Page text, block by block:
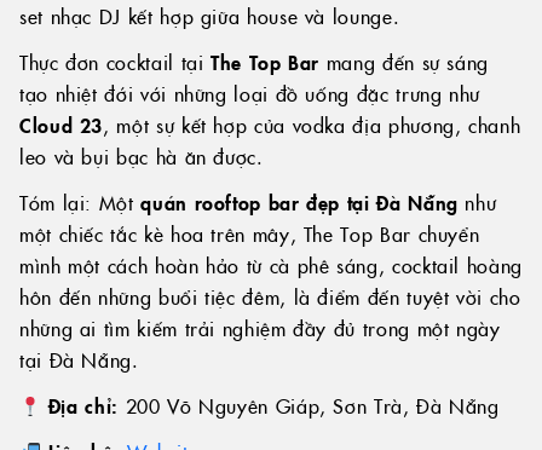
set nhạc DJ kết hợp giữa house và lounge.
Thực đơn cocktail tạiThe Top Bar mang đến sự sáng
tạo nhiệt đới với những loại đồ uống đặc trưng như
Cloud 23, một sự kết hợp của vodka địa phương, chanh
leo và bụi bạc hà ăn được.
Tóm lại: Mộtquán rooftop bar đẹp tại Đà Nẵng như
một chiếc tắc kè hoa trên mây, The Top Bar chuyển
mình một cách hoàn hảo từ cà phê sáng, cocktail hoàng
hôn đến những buổi tiệc đêm, là điểm đến tuyệt vời cho
những ai tìm kiếm trải nghiệm đầy đủ trong một ngày
tại Đà Nẵng.
Địa chỉ: 200 Võ Nguyên Giáp, Sơn Trà, Đà Nẵng
Khách sạn Wink có thể cập nhật chính sách này theo thời gian.
Chúng tôi sẽ luôn đăng phiên bản hiện hành của chính sách này
trên các trang web của mình và sẽ ghi rõ ở đầu chính sách ngày có
hiệu lực của phiên bản mới nhất. Vui lòng xem lại chính sách này
theo thời gian để cập nhật các thông lệ về quyền riêng tư của chúng
tôi và giữ thông tin cá nhân của bạn an toàn và bảo mật tại một
trong những khách sạn tốt nhất tại Sài Gòn.
ĐIỀU KIỆN & ĐIỀU KHOẢN
CHÍNH SÁCH BẢO MẬT
DIGITAL EXPERIENCE BY ALPHA CREATIVE